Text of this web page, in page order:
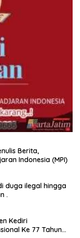
Berita,
Indonesia (MPI)
duga ilegal hingga
.
Kediri